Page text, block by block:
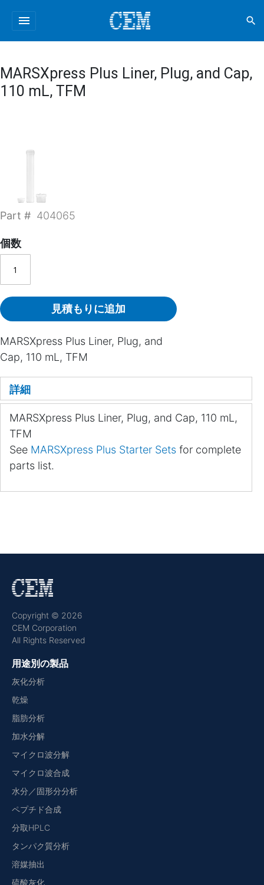
menu search
MARSXpress Plus Liner, Plug, and Cap,
110 mL, TFM
Part # 404065
個数
見積もりに追加
MARSXpress Plus Liner, Plug, and
Cap, 110 mL, TFM
詳細
MARSXpress Plus Liner, Plug, and Cap, 110 mL,
TFM
See MARSXpress Plus Starter Sets for complete
parts list.
Copyright © 2026
CEM Corporation
All Rights Reserved
用途別の製品
灰化分析
乾燥
脂肪分析
加水分解
マイクロ波分解
マイクロ波合成
水分／固形分分析
ペプチド合成
分取HPLC
タンパク質分析
溶媒抽出
硫酸灰化